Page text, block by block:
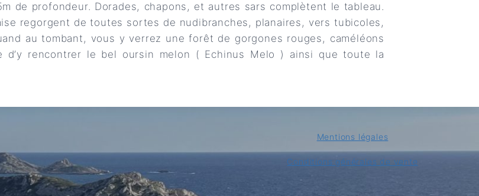
de profondeur. Dorades, chapons, et autres sars complètent le tableau.
regorgent de toutes sortes de nudibranches, planaires, vers tubicoles,
au tombant, vous y verrez une forêt de gorgones rouges, caméléons
d’y rencontrer le bel oursin melon ( Echinus Melo ) ainsi que toute la
Mentions légales
Conditions générales de vente